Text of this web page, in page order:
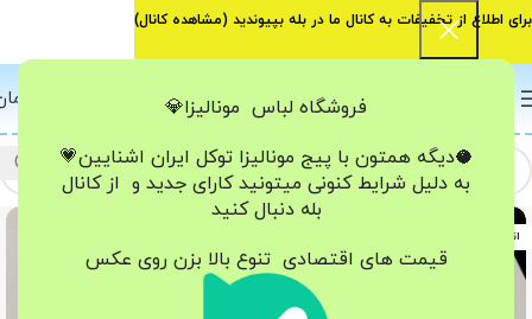
فروشگاه لباس مونالیزا💎
🥥دیگه همتون با پیج مونالیزا تو‌کل ایران اشنایین💗
به دلیل شرایط کنونی میتونید کارای جدید و از کانال
بله دنبال کنید
قیمت های اقتصادی تنوع بالا بزن روی عکس
اتمام موجودی
برای اطلاع از تخفیفات به کانال ما در بله بپیوندید (مشاهده کانال)